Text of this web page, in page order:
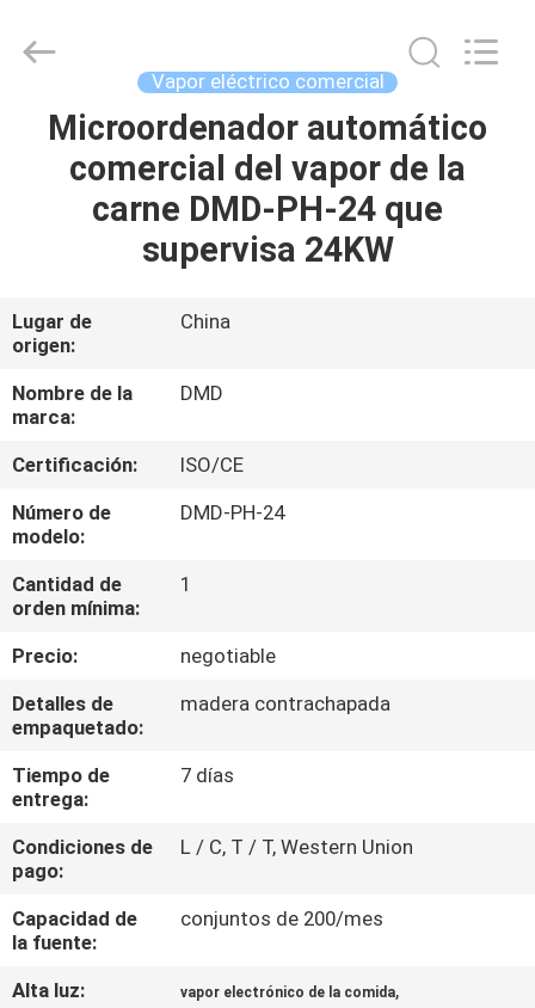
HOGAR
PRODUCTOS
SOBRE
NOSOTROS
VIAJE
DE
LA
FÁBRICA
CONTROL
DE
CALIDAD
EN
CONTACTO
CON
Catering
equipments
Vapor eléctrico comercial
Microordenador automático
comercial del vapor de la
carne DMD-PH-24 que
supervisa 24KW
Lugar de
origen:
China
Nombre de la
marca:
DMD
Certificación:
ISO/CE
Número de
modelo:
DMD-PH-24
Cantidad de
orden mínima:
1
Precio:
negotiable
Detalles de
empaquetado:
madera contrachapada
Tiempo de
entrega:
7 días
Condiciones de
pago:
L / C, T / T, Western Union
Capacidad de
la fuente:
conjuntos de 200/mes
Alta luz: vapor electrónico de la comida,